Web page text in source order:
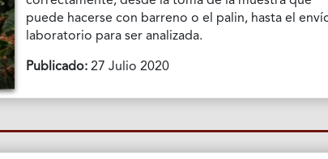
puede hacerse con barreno o el palin, hasta el
laboratorio para ser analizada.
Publicado: 27 Julio 2020